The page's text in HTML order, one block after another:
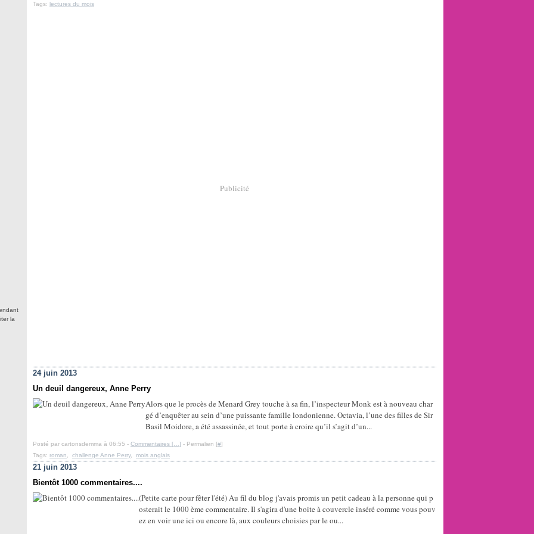
la
Tags: lectures du mois
Publicité
24 juin 2013
Un deuil dangereux, Anne Perry
Alors que le procès de Menard Grey touche à sa fin, l’inspecteur Monk est à nouveau char
gé d’enquêter au sein d’une puissante famille londonienne. Octavia, l’une des filles de Sir
Basil Moidore, a été assassinée, et tout porte à croire qu’il s’agit d’un...
Posté par cartonsdemma à 06:55 - Commentaires [ ] - Permalien [#]
Tags: roman challenge Anne Perry, mois anglais
21 juin 2013
Bientôt 1000 commentaires....
(Petite carte pour fêter l'été) Au fil du blog j'avais promis un petit cadeau à la personne qui p
osterait le 1000 ème commentaire. Il s'agira d'une boite à couvercle inséré comme vous pouv
ez en voir une ici ou encore là, aux couleurs choisies par le ou...